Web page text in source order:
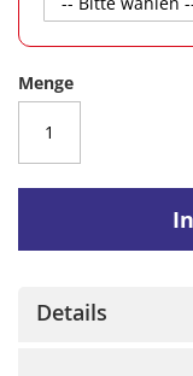
Menge
Details